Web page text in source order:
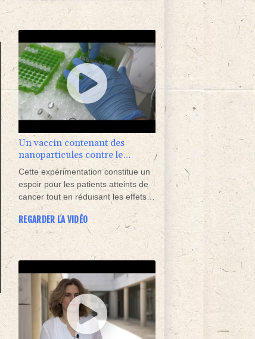
Un vaccin contenant des
nanoparticules contre le
cancer?
Cette expérimentation constitue un
espoir pour les patients atteints de
cancer tout en réduisant les effets
secondaires de la chimiothérapie et
de la radiothérapie. Notre reportage
à Valence, en Espagne.
REGARDER LA VIDÉO